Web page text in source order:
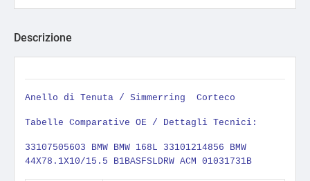
Descrizione
Anello di Tenuta / Simmerring Corteco
Tabelle Comparative OE / Dettagli Tecnici:
33107505603 BMW BMW 168L 33101214856 BMW
44X78.1X10/15.5 B1BASFSLDRW ACM 01031731B